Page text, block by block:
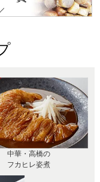
中華・高橋の
フカヒレ姿煮